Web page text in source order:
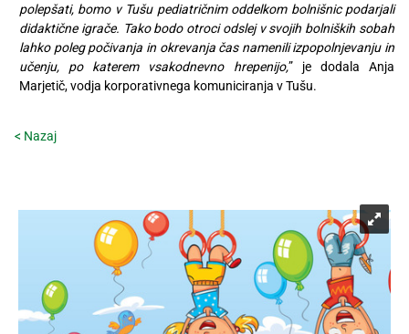
polepšati, bomo v Tušu pediatričnim oddelkom bolnišnic podarjali
didaktične igrače. Tako bodo otroci odslej v svojih bolniških sobah
lahko poleg počivanja in okrevanja čas namenili izpopolnjevanju in
učenju, po katerem vsakodnevno hrepenijo,” je dodala Anja
Marjetič, vodja korporativnega komuniciranja v Tušu.
< Nazaj